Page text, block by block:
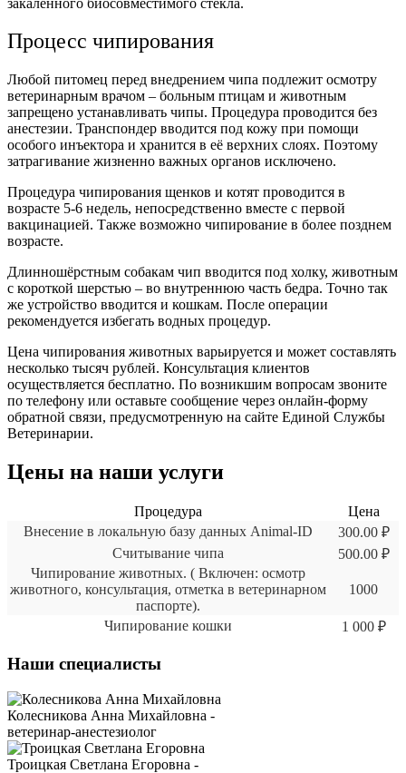
Процесс чипирования
Любой питомец перед внедрением чипа подлежит осмотру
ветеринарным врачом – больным птицам и животным
запрещено устанавливать чипы. Процедура проводится без
анестезии. Транспондер вводится под кожу при помощи
особого инъектора и хранится в её верхних слоях. Поэтому
затрагивание жизненно важных органов исключено.
Процедура чипирования щенков и котят проводится в
возрасте 5-6 недель, непосредственно вместе с первой
вакцинацией. Также возможно чипирование в более позднем
возрасте.
Длинношёрстным собакам чип вводится под холку, животным
с короткой шерстью – во внутреннюю часть бедра. Точно так
же устройство вводится и кошкам. После операции
рекомендуется избегать водных процедур.
Цена чипирования животных варьируется и может составлять
несколько тысяч рублей. Консультация клиентов
осуществляется бесплатно. По возникшим вопросам звоните
по телефону или оставьте сообщение через онлайн-форму
обратной связи, предусмотренную на сайте Единой Службы
Ветеринарии.
Цены на наши услуги
Процедура
Цена
Внесение в локальную базу данных Animal-ID
300.00 ₽
Считывание чипа
500.00 ₽
Чипирование животных. ( Включен: осмотр
животного, консультация, отметка в ветеринарном
паспорте).
1000
Чипирование кошки 1 000 ₽
Наши специалисты
Колесникова Анна Михайловна -
ветеринар-анестезиолог
Троицкая Светлана Егоровна -